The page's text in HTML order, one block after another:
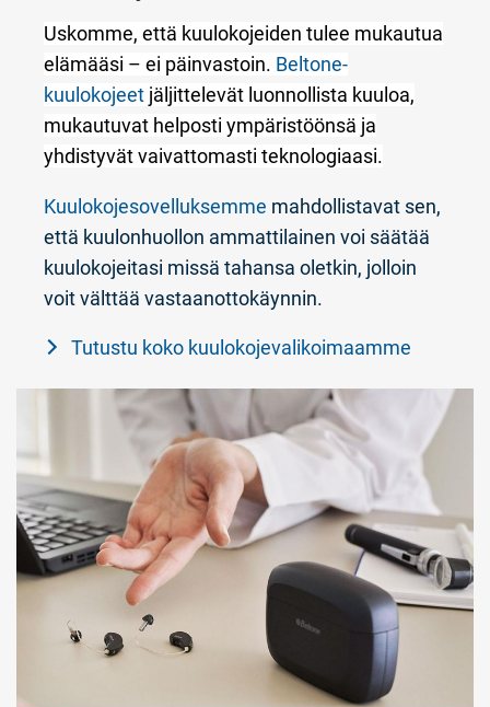
Uskomme, että kuulokojeiden tulee mukautua
elämääsi – ei päinvastoin. Beltone-
kuulokojeet jäljittelevät luonnollista kuuloa,
mukautuvat helposti ympäristöönsä ja
yhdistyvät vaivattomasti teknologiaasi.
Kuulokojesovelluksemme mahdollistavat sen,
että kuulonhuollon ammattilainen voi säätää
kuulokojeitasi missä tahansa oletkin, jolloin
voit välttää vastaanottokäynnin.
Tutustu koko kuulokojevalikoimaamme